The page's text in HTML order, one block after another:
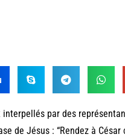
par des
de Jésus : “Rendez à